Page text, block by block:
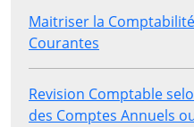
Maitriser la
Courantes
Revision Comptable
des Comptes Annuels